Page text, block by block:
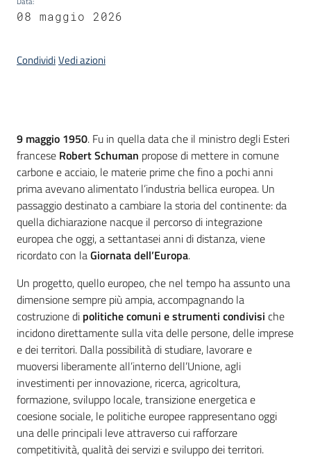
e
08 maggio 2026
CondividiVedi azioni
Introduzione
9 maggio 1950. Fu in quella data che il ministro degli Esteri
francese Robert Schuman propose di mettere in comune
carbone e acciaio, le materie prime che fino a pochi anni
prima avevano alimentato l’industria bellica europea. Un
passaggio destinato a cambiare la storia del continente: da
quella dichiarazione nacque il percorso di integrazione
europea che oggi, a settantasei anni di distanza, viene
ricordato con laGiornata dell’Europa.
Un progetto, quello europeo, che nel tempo ha assunto una
dimensione sempre più ampia, accompagnando la
costruzione di politiche comuni e strumenti condivisi che
incidono direttamente sulla vita delle persone, delle imprese
e dei territori. Dalla possibilità di studiare, lavorare e
muoversi liberamente all’interno dell’Unione, agli
investimenti per innovazione, ricerca, agricoltura,
formazione, sviluppo locale, transizione energetica e
coesione sociale, le politiche europee rappresentano oggi
una delle principali leve attraverso cui rafforzare
competitività, qualità dei servizi e sviluppo dei territori.